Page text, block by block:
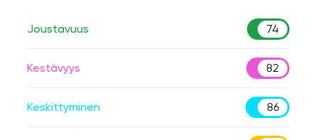
Joustavuus 74
Kestävyys 82
Keskittyminen 86